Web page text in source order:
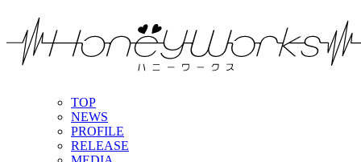
TOP
NEWS
PROFILE
RELEASE